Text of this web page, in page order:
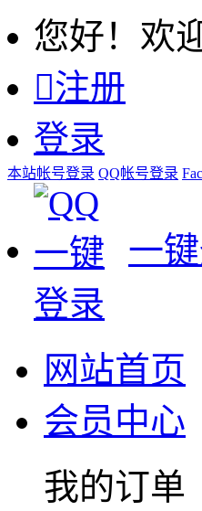
您好！欢
注册
登录
本站帐号登录 QQ帐号登录
一
网站首页
会员中心
我的订单